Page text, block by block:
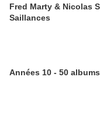
Fred Marty & Nicolas
Saillances
Années 10 - 50